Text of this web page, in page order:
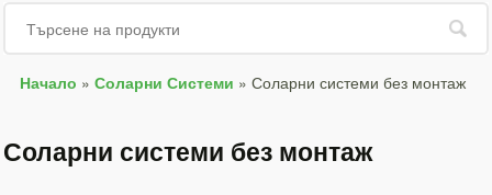
Начало » Соларни Системи » Соларни системи без монтаж
Соларни системи без монтаж